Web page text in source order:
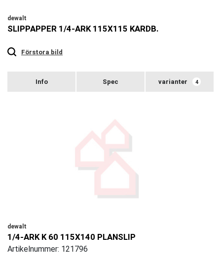
dewalt
SLIPPAPPER 1/4-ARK 115X115 KARDB.
Förstora bild
zoom
varianter 4
dewalt
1/4-ARK K 60 115X140 PLANSLIP
Artikelnummer: 121796